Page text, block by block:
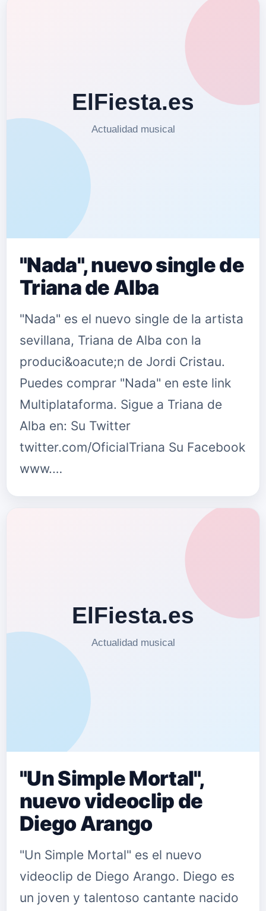
"Nada", nuevo single de
Triana de Alba
"Nada" es el nuevo single de la artista
sevillana, Triana de Alba con la
produci&oacute;n de Jordi Cristau.
Puedes comprar "Nada" en este link
Multiplataforma. Sigue a Triana de
Alba en: Su Twitter
twitter.com/OficialTriana Su Facebook
www.…
"Un Simple Mortal",
nuevo videoclip de
Diego Arango
"Un Simple Mortal" es el nuevo
videoclip de Diego Arango. Diego es
un joven y talentoso cantante nacido